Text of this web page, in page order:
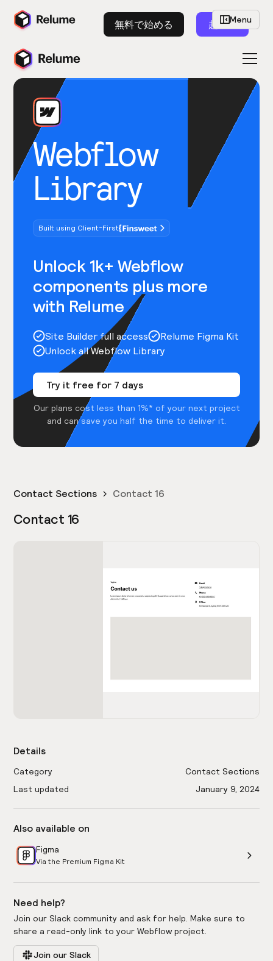
無料で始める 起動
Webflow
Library
Built using Client-First
Unlock 1k+ Webflow
components plus more
with Relume
Site Builder full access
Relume Figma Kit
Unlock all Webflow Library
Try it free for 7 days
Our plans cost less than 1%* of your next project
and can save you half the time to deliver it.
Menu
Contact Sections Contact 16
Contact 16
Details
Category
Contact Sections
Last updated
January 9, 2024
Also available on
Figma
Via the Premium Figma Kit
Need help?
Join our Slack community and ask for help. Make sure to
share a read-only link to your Webflow project.
Join our Slack